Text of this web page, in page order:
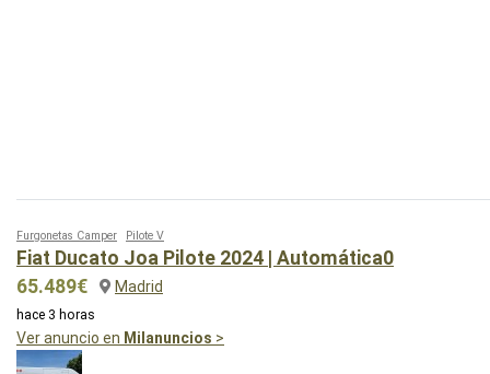
Furgonetas Camper Pilote V
Fiat Ducato Joa Pilote 2024 | Automática0
65.489€
Madrid
hace 3 horas
Ver anuncio en Milanuncios >